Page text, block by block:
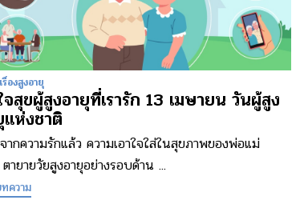
องสูงอายุ
จสุขผู้สูงอายุที่เรารัก 13 เมษายน วันผู้สูง
แห่งชาติ
ากความรักแล้ว ความเอาใจใส่ในสุขภาพของพ่อแม่
ายายวัยสูงอายุอย่างรอบด้าน ...
ความ